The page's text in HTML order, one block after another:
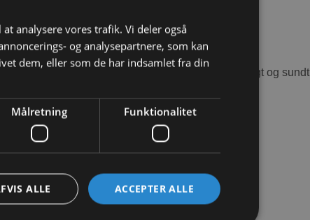
graves huler i.
blødt.
bundstrøelse
giver dermed dit kæledyr et naturligt og sundt
være skadelige for dit kæledyr
trykt på papir
analysere vores trafik. Vi deler også
og analysepartnere, som kan
dem, eller som de har indsamlet fra din
Målretning Funktionalitet
ACCEPTER ALLE
ALLE